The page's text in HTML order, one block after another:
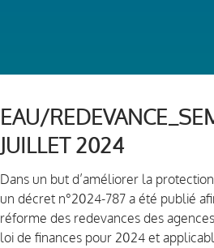
EAU/
JUILLET 2024
Dans un but d’améliorer la
un décret n°2024-787 a été publié
réforme des redevances des
loi de finances pour 2024 et